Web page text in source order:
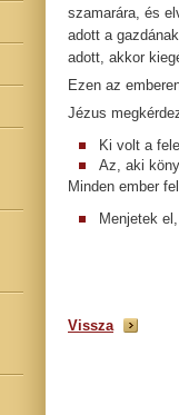
szamarára, és
adott a
adott, akkor
Ezen az
Jézus
Ki volt a
Az, aki
Minden ember
Menjetek
Vissza